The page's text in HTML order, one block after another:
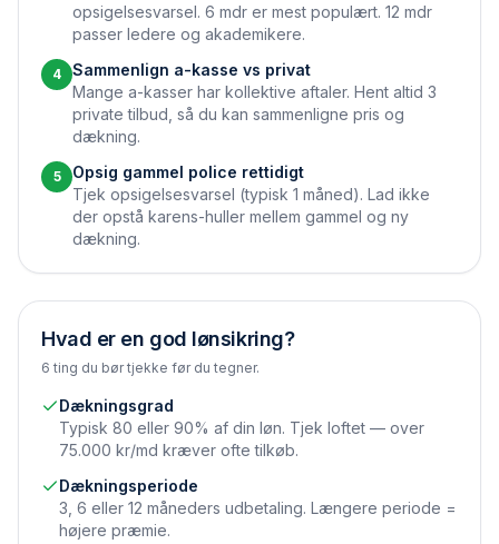
opsigelsesvarsel. 6 mdr er mest populært. 12 mdr
passer ledere og akademikere.
4
Sammenlign a-kasse vs privat
Mange a-kasser har kollektive aftaler. Hent altid 3
private tilbud, så du kan sammenligne pris og
dækning.
5
Opsig gammel police rettidigt
Tjek opsigelsesvarsel (typisk 1 måned). Lad ikke
der opstå karens-huller mellem gammel og ny
dækning.
Hvad er en god lønsikring?
6 ting du bør tjekke før du tegner.
Dækningsgrad
Typisk 80 eller 90% af din løn. Tjek loftet — over
75.000 kr/md kræver ofte tilkøb.
Dækningsperiode
3, 6 eller 12 måneders udbetaling. Længere periode =
højere præmie.